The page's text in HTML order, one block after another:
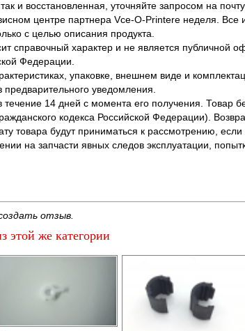
и восстановленная, уточняйте запросом на
центре партнера Vce-O-Printere неделя.
с целью описания продукта.
справочный характер и не является публичной
Федерации.
упаковке, внешнем виде и
уведомления.
течение 14 дней с момента его получения. Товар
кодекса Российской Федерации).
товара будут приниматься к рассмотрению,
на запчасти явных следов эксплуатации,
отзыв.
этой же категории